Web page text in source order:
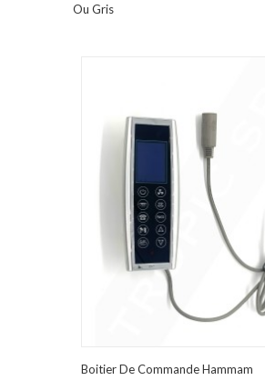
Ou Gris
Boitier De Commande Hammam